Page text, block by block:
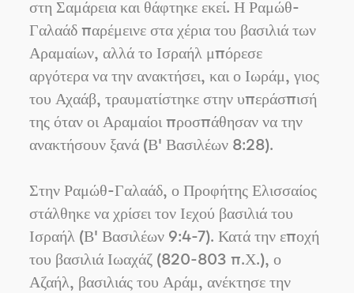
στη Σαμάρεια και θάφτηκε εκεί. Η Ραμώθ-
Γαλαάδ παρέμεινε στα χέρια του βασιλιά των
Αραμαίων, αλλά το Ισραήλ μπόρεσε
αργότερα να την ανακτήσει, και ο Ιωράμ, γιος
του Αχαάβ, τραυματίστηκε στην υπεράσπισή
της όταν οι Αραμαίοι προσπάθησαν να την
ανακτήσουν ξανά (Β' Βασιλέων 8:28).
Στην Ραμώθ-Γαλαάδ, ο Προφήτης Ελισσαίος
στάλθηκε να χρίσει τον Ιεχού βασιλιά του
Ισραήλ (Β' Βασιλέων 9:4-7). Κατά την εποχή
του βασιλιά Ιωαχάζ (820-803 π.Χ.), ο
Αζαήλ, βασιλιάς του Αράμ, ανέκτησε την